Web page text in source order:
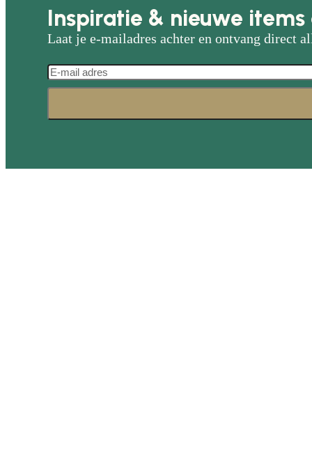
Inspiratie & nieuwe
Laat je e-mailadres achter en ontvang direct